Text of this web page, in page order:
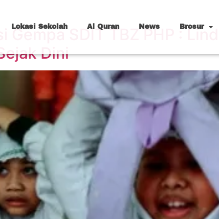
Lokasi Sekolah Al Quran News Brosur
SDIT TBZ PHP :
Dini